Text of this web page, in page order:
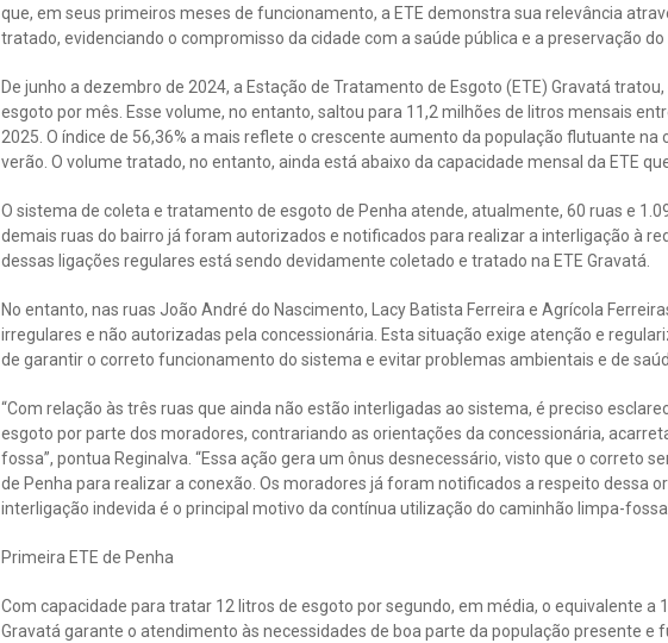
que, em seus primeiros meses de funcionamento, a ETE demonstra sua relevância
tratado, evidenciando o compromisso da cidade com a saúde pública e a preservação do
De junho a dezembro de 2024, a Estação de Tratamento de Esgoto (ETE) Gravatá
esgoto por mês. Esse volume, no entanto, saltou para 11,2 milhões de litros mensais
2025. O índice de 56,36% a mais reflete o crescente aumento da população flutuante
verão. O volume tratado, no entanto, ainda está abaixo da capacidade mensal da ETE
O sistema de coleta e tratamento de esgoto de Penha atende, atualmente, 60 ruas e
demais ruas do bairro já foram autorizados e notificados para realizar a interligação à
dessas ligações regulares está sendo devidamente coletado e tratado na ETE Gravatá.
No entanto, nas ruas João André do Nascimento, Lacy Batista Ferreira e Agrícola
irregulares e não autorizadas pela concessionária. Esta situação exige atenção e
de garantir o correto funcionamento do sistema e evitar problemas ambientais e de
“Com relação às três ruas que ainda não estão interligadas ao sistema, é preciso
esgoto por parte dos moradores, contrariando as orientações da concessionária,
fossa”, pontua Reginalva. “Essa ação gera um ônus desnecessário, visto que o correto
de Penha para realizar a conexão. Os moradores já foram notificados a respeito dessa
interligação indevida é o principal motivo da contínua utilização do caminhão limpa-
Primeira ETE de Penha
Com capacidade para tratar 12 litros de esgoto por segundo, em média, o equivalente a
Gravatá garante o atendimento às necessidades de boa parte da população presente e